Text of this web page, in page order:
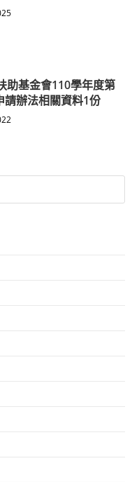
助基金會110學年度第
請辦法相關資料1份